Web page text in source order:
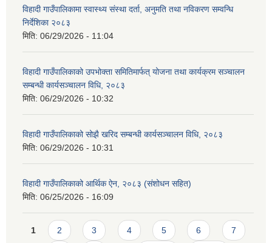
विहादी गाउँपालिकामा स्वास्थ्य संस्था दर्ता, अनुमति तथा नविकरण सम्वन्धि
निर्देशिका २०८३
मिति: 06/29/2026 - 11:04
विहादी गाउँपालिकाको उपभोक्ता समितिमार्फत् योजना तथा कार्यक्रम सञ्चालन
सम्बन्धी कार्यसञ्चालन विधि, २०८३
मिति: 06/29/2026 - 10:32
विहादी गाउँपालिकाको सोझै खरिद सम्बन्धी कार्यसञ्चालन विधि, २०८३
मिति: 06/29/2026 - 10:31
विहादी गाउँपालिकाको आर्थिक ऐन, २०८३ (संशोधन सहित)
मिति: 06/25/2026 - 16:09
Pages
1 2 3 4 5 6 7